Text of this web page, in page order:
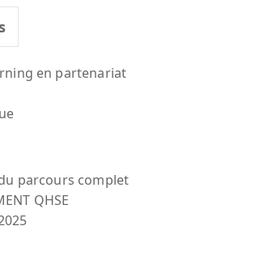
en partenariat
parcours complet
QHSE